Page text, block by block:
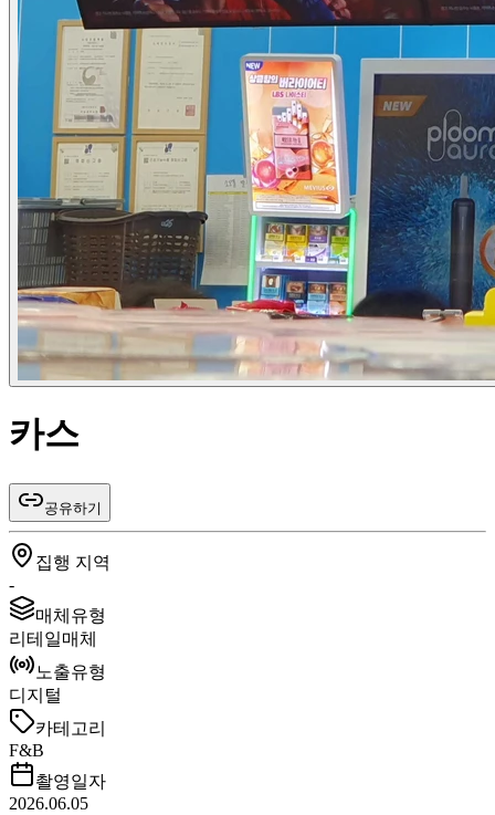
카스
공유하기
집행 지역
-
매체유형
리테일매체
노출유형
디지털
카테고리
F&B
촬영일자
2026.06.05